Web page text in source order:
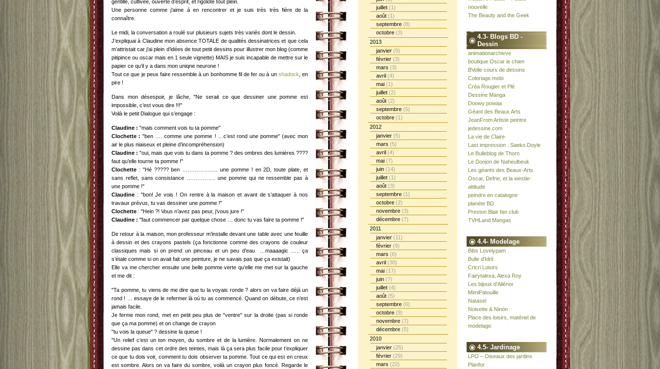
gentille, cultivée, ouverte d’esprit, et rigolote tout plein.
Une personne comme j’aime à en rencontrer et je suis très très fière de la
connaître.
Le midi, la conversation a roulé sur plusieurs sujets très variés dont le dessin.
J’expliquai à Claudine mon absence TOTALE de qualités dessinatrices et que cela
m’attristait car j’ai plein d’idées de tout petit dessins pour illustrer mon blog (comme
pitipince ou oscar mais en 1 seule vignette) MAIS je suis incapable de mettre sur le
papier ce qu’il y a dans mon uniqne neurone !
Tout ce que je peux faire ressemble à un bonhomme fil de fer ou à un shadock , en
pire !
Dans mon désespoir, je lâche, "Ne serait ce que dessiner une pomme est
impossible, c’est vous dire !!!"
Voilà le petit Dialogue qui s’engage :
Claudine : "mais comment vois tu ta pomme"
Clochette : "ben …. comme une pomme ! …c’est rond une pomme" (avec mon
air le plus niaiseux et pleine d’incompréhension)
Claudine : "oui, mais que vois tu dans ta pomme ? des ombres des lumières ????
faut qu’elle tourne ta pomme !"
Clochette : "Hé ????? ben ……………….. une pomme ! en 2D, toute plate, et
sans reflet, sans consistance ……………. une pomme qui ne ressemble pas à
une pomme !"
Claudine : "bon! Je vois ! On rentre à la maison et avant de s’attaquer à nos
travaux prévus, tu vas dessiner une pomme !"
Clochette : "Hein ?! Vous n’avez pas peur, j’vous jure !"
Claudine : "faut commencer par quelque chose … donc tu vas faire ta pomme !"
De retour à la maison, mon professeur m’installe devant une table avec une feuille
à dessin et des crayons pastels (ça fonctionne comme des crayons de couleur
classiques mais si on prend un pinceau et un peu d’eau …maaaagic ….. ça
s’étale comme si on avait fait une peinture, je ne savais pas que ça existait)
Elle va me chercher ensuite une belle pomme verte qu’elle me met sur la gauche
et me dit :
"Ta pomme, tu viens de me dire que tu la voyais ronde ? alors on va faire déjà un
rond ! … essaye de le refermer là où tu as commencé. Quand on débute, ce n’est
jamais facile.
Je ferme mon rond, met en petit peu plus de "ventre" sur la droite (pas si ronde
que ça ma pomme) et on change de crayon
"tu vois la queue" ? dessine la queue !
"Un relief c’est un ton moyen, du sombre et de la lumière. Normalement on ne
dessine pas dans cet ordre des teintes, mais là ça sera plus facile pour t’expliquer
ce que tu dois voir, comment tu dois observer ta pomme. Tout ce qui est en creux
est sombre. Alors on va faire du sombre, voilà un crayon plus foncé. Regarde le
juillet (1)
août (1)
septembre (8)
octobre (3)
2013
janvier (5)
février (3)
mars (3)
avril (4)
mai (1)
juillet (2)
août (2)
septembre (5)
octobre (1)
2012
janvier (5)
mars (5)
avril (4)
mai (7)
juin (14)
juillet (1)
août (3)
septembre (1)
octobre (2)
novembre (3)
décembre (7)
2011
janvier (11)
février (9)
mars (6)
avril (30)
mai (17)
juin (7)
juillet (4)
août (5)
septembre (6)
octobre (9)
novembre (7)
décembre (5)
2010
janvier (25)
février (29)
mars (22)
nouvelle
The Beauty and the Geek
4.3- Blogs BD -
Dessin
animationarchivve
boutique Oscar le chien
BVolle cours de dessins
Coloriage.mobi
Créa Rougier et Plé
Dessine Manga
Doowy powaa
Géant des Beaux Arts
JeanFrom Artiste peintre
jedessine.com
La vie de Claire
Last impression : Saeko Doyle
Le Bulleblog de Thorn
Le Donjon de Naheulbeuk
Les géants des Beaux-Arts
Oscar, Defne, et la westie-
attitude
peindre en catalogne
planète BD
Preston Blair fan club
TVHLand Mangas
4.4- Modelage
Bibs Lovelypam
Bulle d'Idril
Cricri Loisirs
Fairytalexa, Alexa Roy
Les bijoux d'Aliénor
MimiPatouille
Natasel
Noisette & Ninon
Place des loisirs, matériel de
modelage
4.5- Jardinage
LPO – Oiseaux des jardins
Planfor